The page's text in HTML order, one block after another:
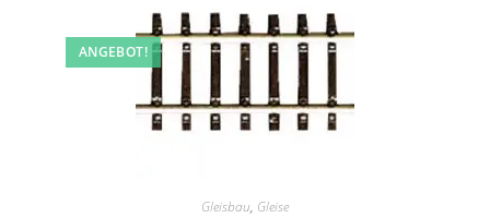
ANGEBOT!
Gleisbau, Gleise